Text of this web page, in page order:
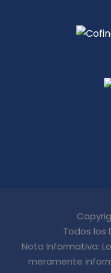
Todos los
Nota Informativa:
meramente